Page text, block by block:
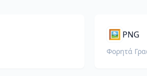
🖼️ PNG
Φορητά